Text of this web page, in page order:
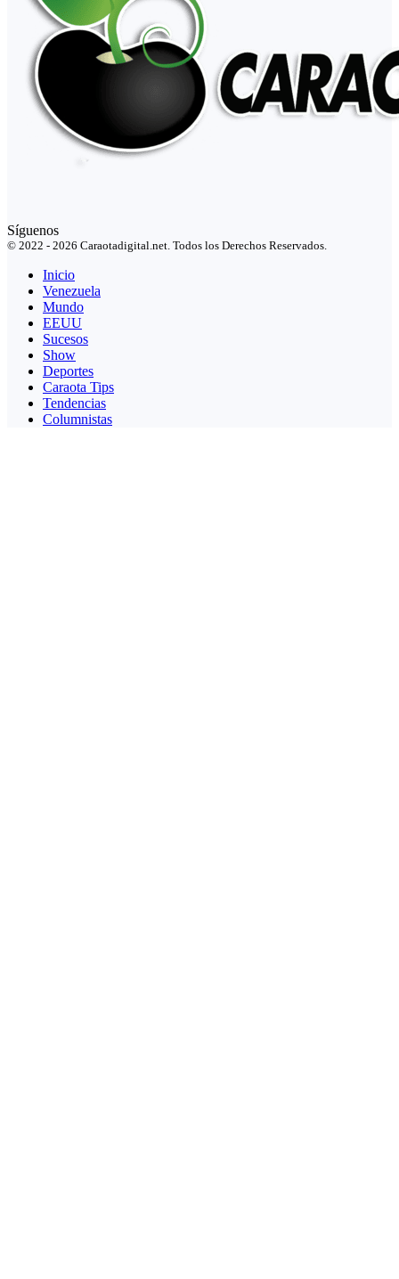
Síguenos
© 2022 - 2026 Caraotadigital.net. Todos los Derechos Reservados.
Inicio
Venezuela
Mundo
EEUU
Sucesos
Show
Deportes
Caraota Tips
Tendencias
Columnistas